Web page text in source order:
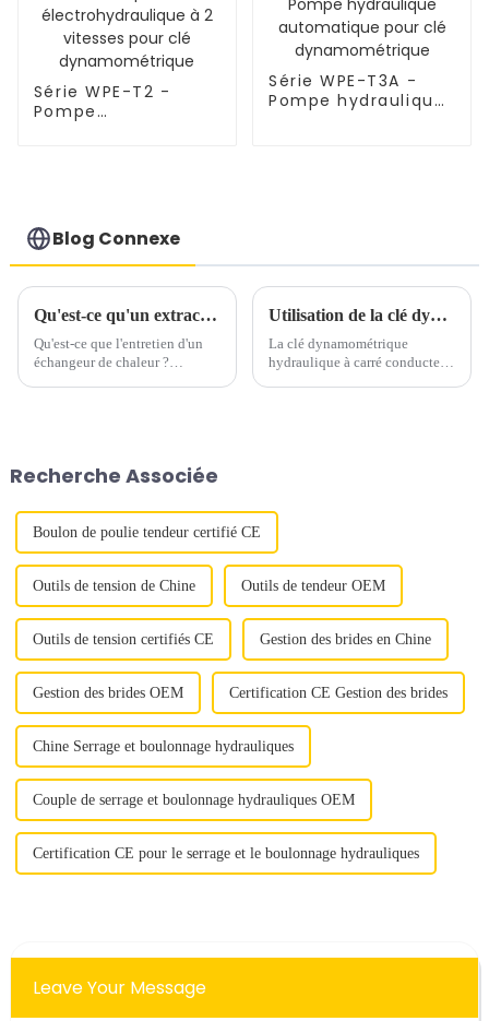
Série WPE-T2 -
Pompe
Série WPE-T3A -
Pompe hydraulique
Blog Connexe
Qu'est-ce qu'un extracteur de faisceau de tubes d'échangeur de chaleur ?
Qu'est-ce que l'entretien d'un
échangeur de chaleur ?
s'effectue…
Utilisation de la clé dynamométrique hydraulique dans le boulonnage industriel
La clé dynamométrique
hydraulique à carré conducteur
Recherche Associée
Boulon de poulie tendeur certifié CE
Outils de tension de Chine Outils de tendeur OEM
Outils de tension certifiés CE Gestion des brides en Chine
Gestion des brides OEM Certification CE Gestion des brides
Chine Serrage et boulonnage hydrauliques
Couple de serrage et boulonnage hydrauliques OEM
Certification CE pour le serrage et le boulonnage hydrauliques
Leave Your Message